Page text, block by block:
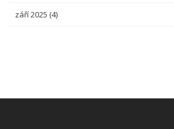
září 2025 (4)